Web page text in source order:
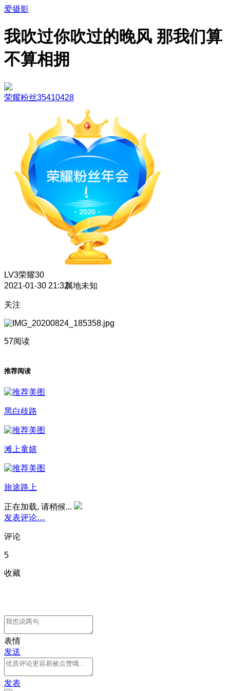
爱摄影
我吹过你吹过的晚风 那我们算
不算相拥
荣耀粉丝35410428
LV3荣耀30
2021-01-30 21:32属地未知
关注
57阅读
推荐阅读
黑白歧路
滩上童嬉
旅途路上
正在加载, 请稍候...
发表评论…
评论
5
收藏
表情
发送
发表